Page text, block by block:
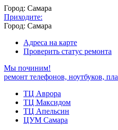
Город: Самара
Приходите:
Город: Самара
Адреса на карте
Проверить статус ремонта
Мы починим!
ремонт телефонов, ноутбуков,
ТЦ Аврора
ТЦ Максидом
ТЦ Апельсин
ЦУМ Самара